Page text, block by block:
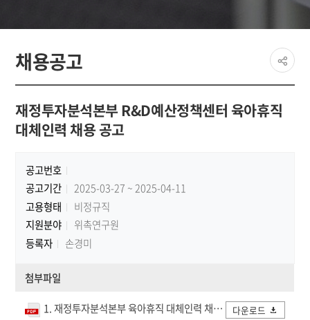
채용공고
페이지
공유
share
재정투자분석본부 R&D예산정책센터 육아휴직
대체인력 채용 공고
공고번호
공고기간
2025-03-27 ~ 2025-04-11
고용형태
비정규직
지원분야
위촉연구원
등록자
손경미
첨부파일
1. 재정투자분석본부 육아휴직 대체인력 채용 공고문.pdf 다운로드